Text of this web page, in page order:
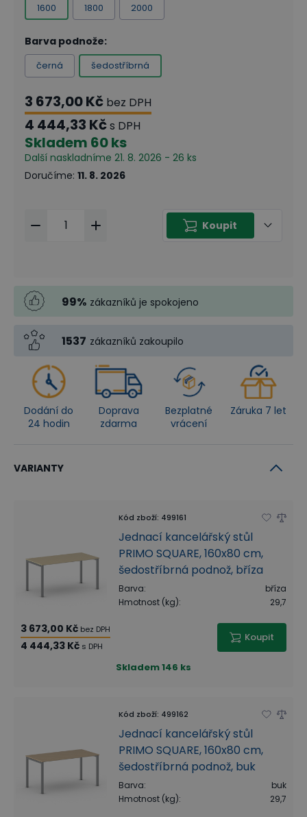
1600 1800 2000
Barva podnože:
černá šedostříbrná
3 673,00 Kč bez DPH
4 444,33 Kčs DPH
Skladem 60 ks
Další naskladníme 21. 8. 2026 - 26 ks
Doručíme: 11. 8. 2026
Koupit
99% zákazníků je spokojeno
1537 zákazníků zakoupilo
Dodání do
24 hodin
Doprava
zdarma
Bezplatné
vrácení
Záruka 7 let
VARIANTY
Kód zboží: 499161
Jednací kancelářský stůl
PRIMO SQUARE, 160x80 cm,
šedostříbrná podnož, bříza
Barva:
bříza
Hmotnost (kg): 29,7
3 673,00 Kč bez DPH
4 444,33 Kč s DPH
Koupit
Skladem146 ks
Kód zboží: 499162
Jednací kancelářský stůl
PRIMO SQUARE, 160x80 cm,
šedostříbrná podnož, buk
Barva:
buk
Hmotnost (kg): 29,7